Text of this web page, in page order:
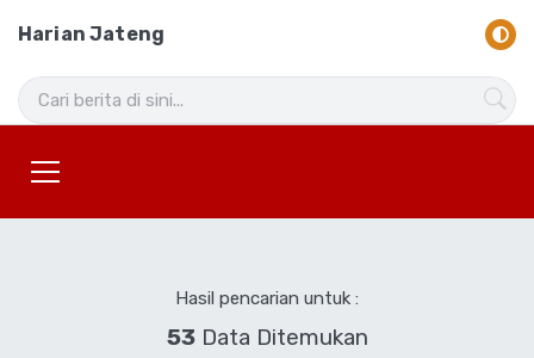
Harian Jateng
Hasil pencarian untuk :
53Data Ditemukan